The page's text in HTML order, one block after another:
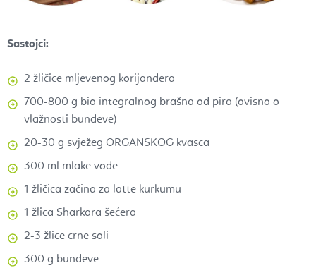
Sastojci:
2 žličice mljevenog korijandera
700-800 g bio integralnog brašna od pira (ovisno o
vlažnosti bundeve)
20-30 g svježeg ORGANSKOG kvasca
300 ml mlake vode
1 žličica začina za latte kurkumu
1 žlica Sharkara šećera
2-3 žlice crne soli
300 g bundeve